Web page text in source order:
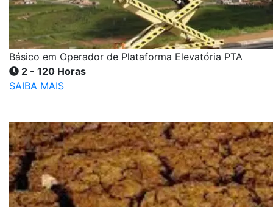
Básico em Operador de Plataforma Elevatória PTA
2 - 120 Horas
SAIBA MAIS